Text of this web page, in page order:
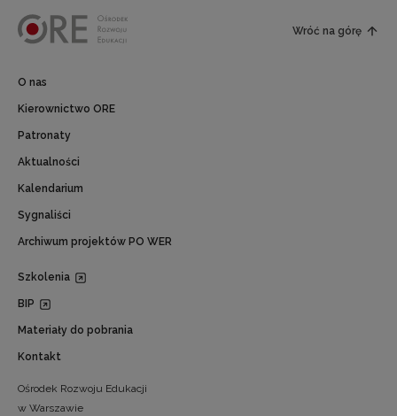
Wróć na górę
O nas
Kierownictwo ORE
Patronaty
Aktualności
Kalendarium
Sygnaliści
Archiwum projektów PO WER
Szkolenia
BIP
Materiały do pobrania
Kontakt
Ośrodek Rozwoju Edukacji
w Warszawie